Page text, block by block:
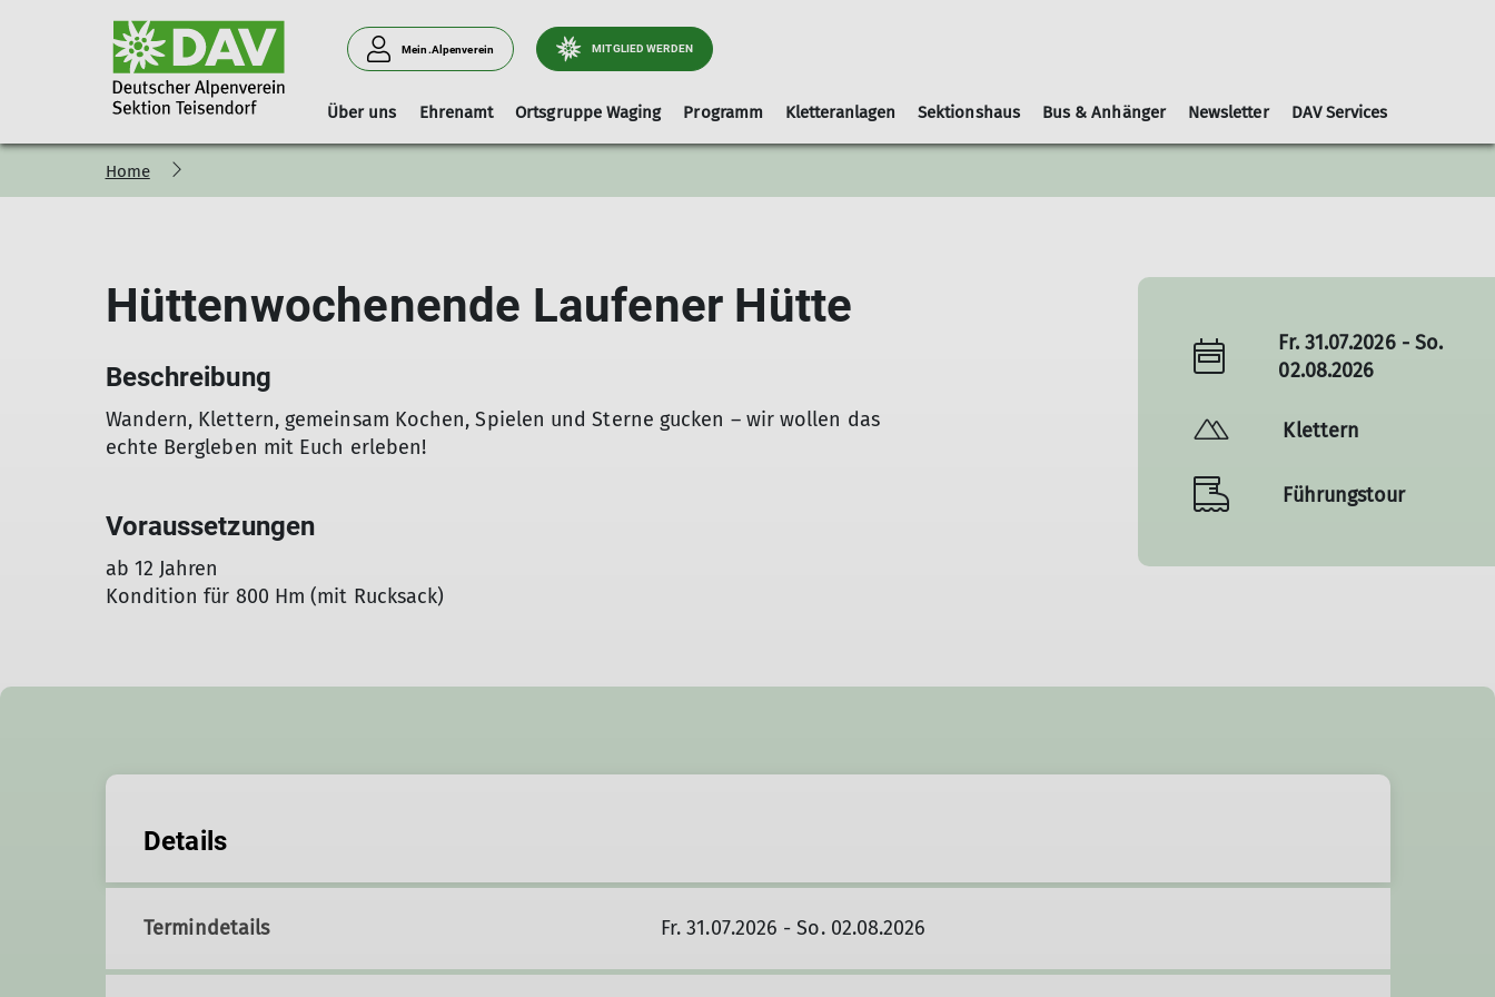
Mein.Alpenverein MITGLIED WERDEN
Über uns
Vorstand Geschäftsstelle Mitgliedschaft Arbeitsgebiet Wege Tourenleiter Artikel und Berichte Leihausrüstung Gruppen Nachrichtenblätter
Ehrenamt Ortsgruppe Waging
Vorstandschaft Leihausrüstung Geschäftsordnung
Programm
Hinweise Ausrüstungslisten Schwierigkeitsbewertungen
Kletteranlagen
Boulderhalle Teisendorf Kletterhalle-Waging
Kinderklettern
Kooperationspartner
Sektionshaus Bus & Anhänger Newsletter DAV Services
Home
Hüttenwochenende Laufener Hütte
Beschreibung
Wandern, Klettern, gemeinsam Kochen, Spielen und Sterne gucken – wir wollen das
echte Bergleben mit Euch erleben!
Voraussetzungen
ab 12 Jahren
Kondition für 800 Hm (mit Rucksack)
Fr. 31.07.2026 - So.
02.08.2026
Klettern
Führungstour
Details
Termindetails Fr. 31.07.2026 - So. 02.08.2026